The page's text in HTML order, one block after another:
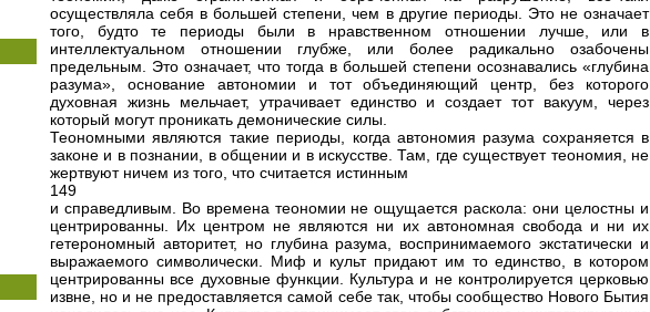
осуществляла себя в большей степени, чем в другие периоды. Это не означает
того, будто те периоды были в нравственном отношении лучше, или в
интеллектуальном отношении глубже, или более радикально озабочены
предельным. Это означает, что тогда в большей степени осознавались «глубина
разума», основание автономии и тот объединяющий центр, без которого
духовная жизнь мельчает, утрачивает единство и создает тот вакуум, через
который могут проникать демонические силы.
Теономными являются такие периоды, когда автономия разума сохраняется в
законе и в познании, в общении и в искусстве. Там, где существует теономия, не
жертвуют ничем из того, что считается истинным
149
и справедливым. Во времена теономии не ощущается раскола: они целостны и
центрированны. Их центром не являются ни их автономная свобода и ни их
гетерономный авторитет, но глубина разума, воспринимаемого экстатически и
выражаемого символически. Миф и культ придают им то единство, в котором
центрированны все духовные функции. Культура и не контролируется церковью
извне, но и не предоставляется самой себе так, чтобы сообщество Нового Бытия